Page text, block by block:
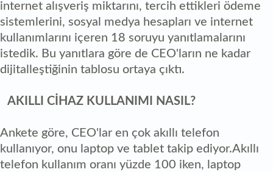
internet alışveriş miktarını, tercih ettikleri ödeme
sistemlerini, sosyal medya hesapları ve internet
kullanımlarını içeren 18 soruyu yanıtlamalarını
istedik. Bu yanıtlara göre de CEO'ların ne kadar
dijitalleştiğinin tablosu ortaya çıktı.
AKILLI CİHAZ KULLANIMI NASIL?
Ankete göre, CEO'lar en çok akıllı telefon
kullanıyor, onu laptop ve tablet takip ediyor.Akıllı
telefon kullanım oranı yüzde 100 iken, laptop